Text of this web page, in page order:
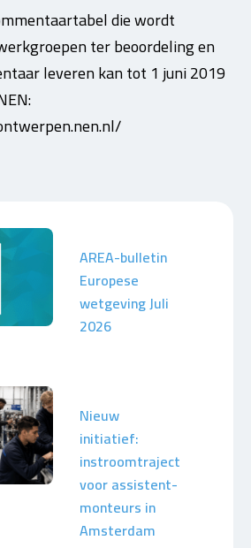
die wordt
ter beoordeling en
leveren kan tot 1 juni 2019
AREA-bulletin
Europese
wetgeving Juli
2026
Nieuw
initiatief:
instroomtraject
voor assistent-
monteurs in
Amsterdam